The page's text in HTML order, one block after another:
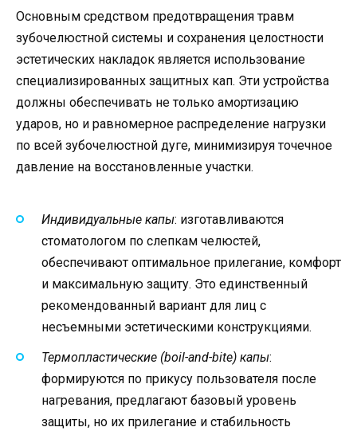
Основным средством предотвращения травм
зубочелюстной системы и сохранения целостности
эстетических накладок является использование
специализированных защитных кап. Эти устройства
должны обеспечивать не только амортизацию
ударов, но и равномерное распределение нагрузки
по всей зубочелюстной дуге, минимизируя точечное
давление на восстановленные участки.
Индивидуальные капы: изготавливаются
стоматологом по слепкам челюстей,
обеспечивают оптимальное прилегание, комфорт
и максимальную защиту. Это единственный
рекомендованный вариант для лиц с
несъемными эстетическими конструкциями.
Термопластические (boil-and-bite) капы:
формируются по прикусу пользователя после
нагревания, предлагают базовый уровень
защиты, но их прилегание и стабильность